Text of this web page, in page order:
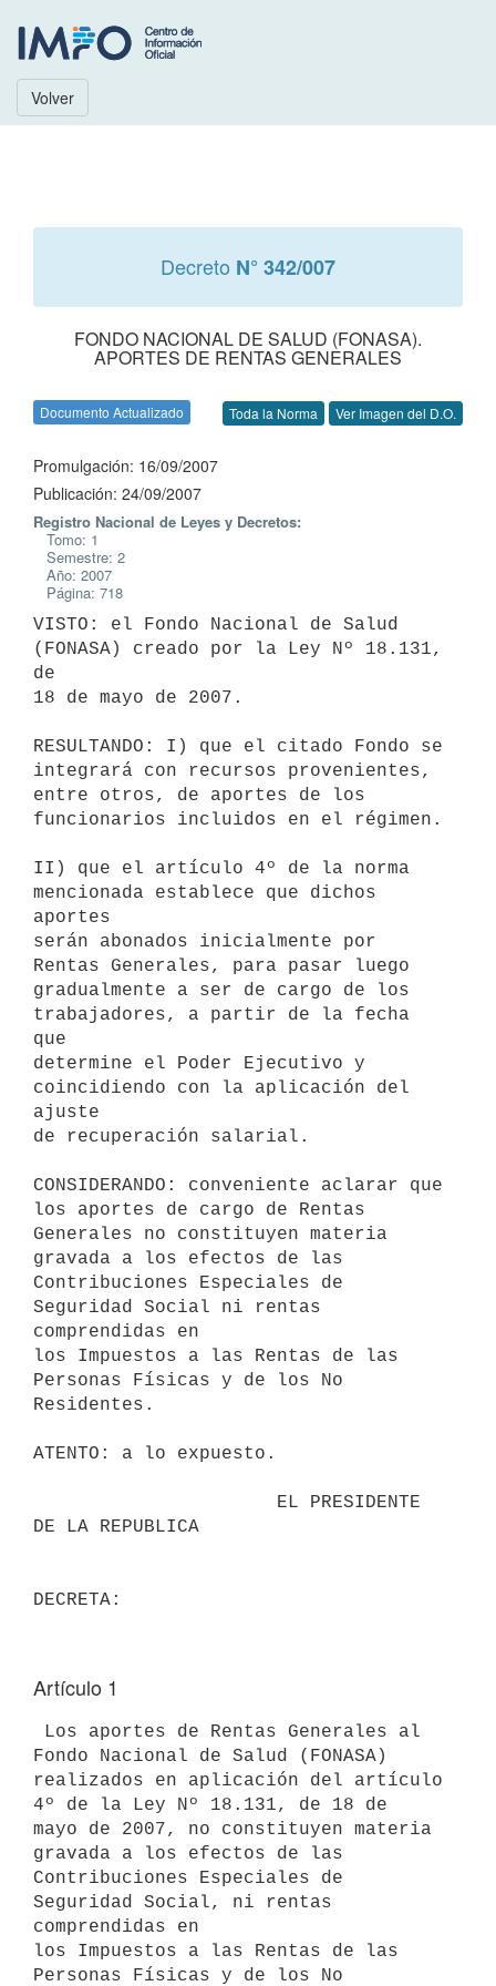
Volver
Decreto N° 342/007
FONDO NACIONAL DE SALUD (FONASA).
APORTES DE RENTAS GENERALES
Documento Actualizado Toda la Norma Ver Imagen del D.O.
Promulgación: 16/09/2007
Publicación: 24/09/2007
Registro Nacional de Leyes y Decretos:
Tomo: 1
Semestre: 2
Año: 2007
Página: 718
VISTO: el Fondo Nacional de Salud
(FONASA) creado por la Ley Nº 18.131,
de
18 de mayo de 2007.
RESULTANDO: I) que el citado Fondo se
integrará con recursos provenientes,
entre otros, de aportes de los
funcionarios incluidos en el régimen.
II) que el artículo 4º de la norma
mencionada establece que dichos
aportes
serán abonados inicialmente por
Rentas Generales, para pasar luego
gradualmente a ser de cargo de los
trabajadores, a partir de la fecha
que
determine el Poder Ejecutivo y
coincidiendo con la aplicación del
ajuste
de recuperación salarial.
CONSIDERANDO: conveniente aclarar que
los aportes de cargo de Rentas
Generales no constituyen materia
gravada a los efectos de las
Contribuciones Especiales de
Seguridad Social ni rentas
comprendidas en
los Impuestos a las Rentas de las
Personas Físicas y de los No
Residentes.
ATENTO: a lo expuesto.
DE LA REPUBLICA
Artículo 1
Fondo Nacional de Salud (FONASA)
realizados en aplicación del artículo
4º de la Ley Nº 18.131, de 18 de
mayo de 2007, no constituyen materia
gravada a los efectos de las
Contribuciones Especiales de
Seguridad Social, ni rentas
comprendidas en
los Impuestos a las Rentas de las
Personas Físicas y de los No